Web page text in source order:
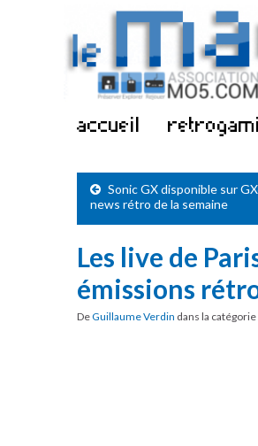
accueil
Sonic GX disponible sur
news rétro de la semaine
Les live de
émissions
DeGuillaume Verdin dans la catégorie